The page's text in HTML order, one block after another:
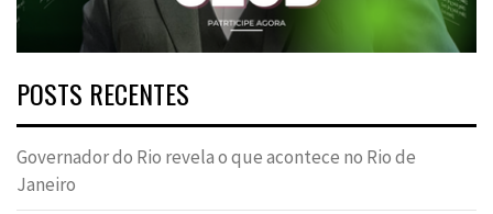
POSTS RECENTES
Governador do Rio revela o que acontece no Rio de
Janeiro